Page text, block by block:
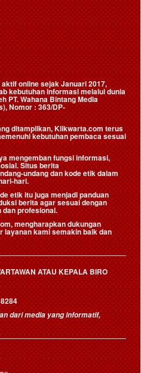
online sejak Januari 2017,
kebutuhan informasi melalui dunia
PT. Wahana Bintang Media
, Nomor : 363/DP-
ditampilkan, Klikwarta.com terus
kebutuhan pembaca sesuai
mengemban fungsi informasi,
Situs berita
undang dan kode etik dalam
hari.
etik itu juga menjadi panduan
berita agar sesuai dengan
profesional.
mengharapkan dukungan
layanan kami semakin baik dan
ATAU KEPALA BIRO
dari media yang informatif,